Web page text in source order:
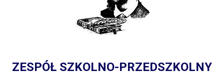
ZESPÓŁ SZKOLNO-PRZEDSZKOLNY